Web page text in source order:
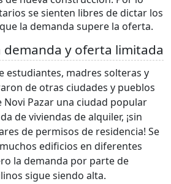
se sienten libres de dictar los
la demanda supere la oferta.
demanda y oferta limitada
estudiantes, madres solteras y
de otras ciudades y pueblos
Novi Pazar una ciudad popular
de viviendas de alquiler, ¡sin
de permisos de residencia! Se
edificios en diferentes
la demanda por parte de
sigue siendo alta.